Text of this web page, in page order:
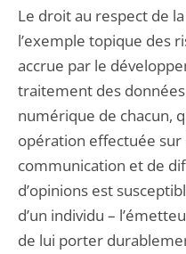
Le droit au respect de
l’exemple topique des
accrue par le
traitement des
numérique de chacun,
opération effectuée
communication et de
d’opinions est
d’un individu –
de lui porter